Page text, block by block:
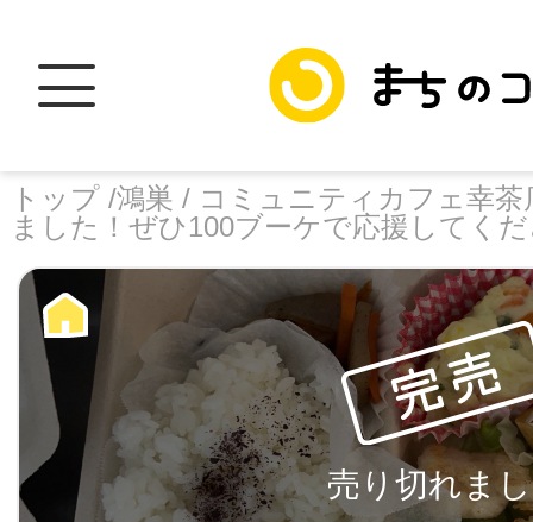
トップ /鴻巣 / コミュニティカフェ幸
ました！ぜひ100ブーケで応援してく
売り切れま
facebook
X
トップ
加盟スポットに